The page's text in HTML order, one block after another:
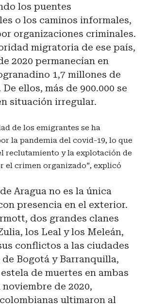
los puentes
o los caminos informales,
organizaciones criminales.
migratoria de ese país,
2020 permanecían en
1,7 millones de
ellos, más de 900.000 se
situación irregular.
de los emigrantes se ha
la pandemia del covid-19, lo que
reclutamiento y la explotación de
el crimen organizado”, explicó
Aragua no es la única
presencia en el exterior.
dos grandes clanes
los Leal y los Meleán,
conflictos a las ciudades
Bogotá y Barranquilla,
de muertes en ambas
de 2020,
ultimaron al